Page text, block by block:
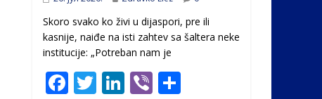
Skoro svako ko živi u dijaspori, pre ili
kasnije, naiđe na isti zahtev sa šaltera neke
institucije: „Potreban nam je
F T Li Vi